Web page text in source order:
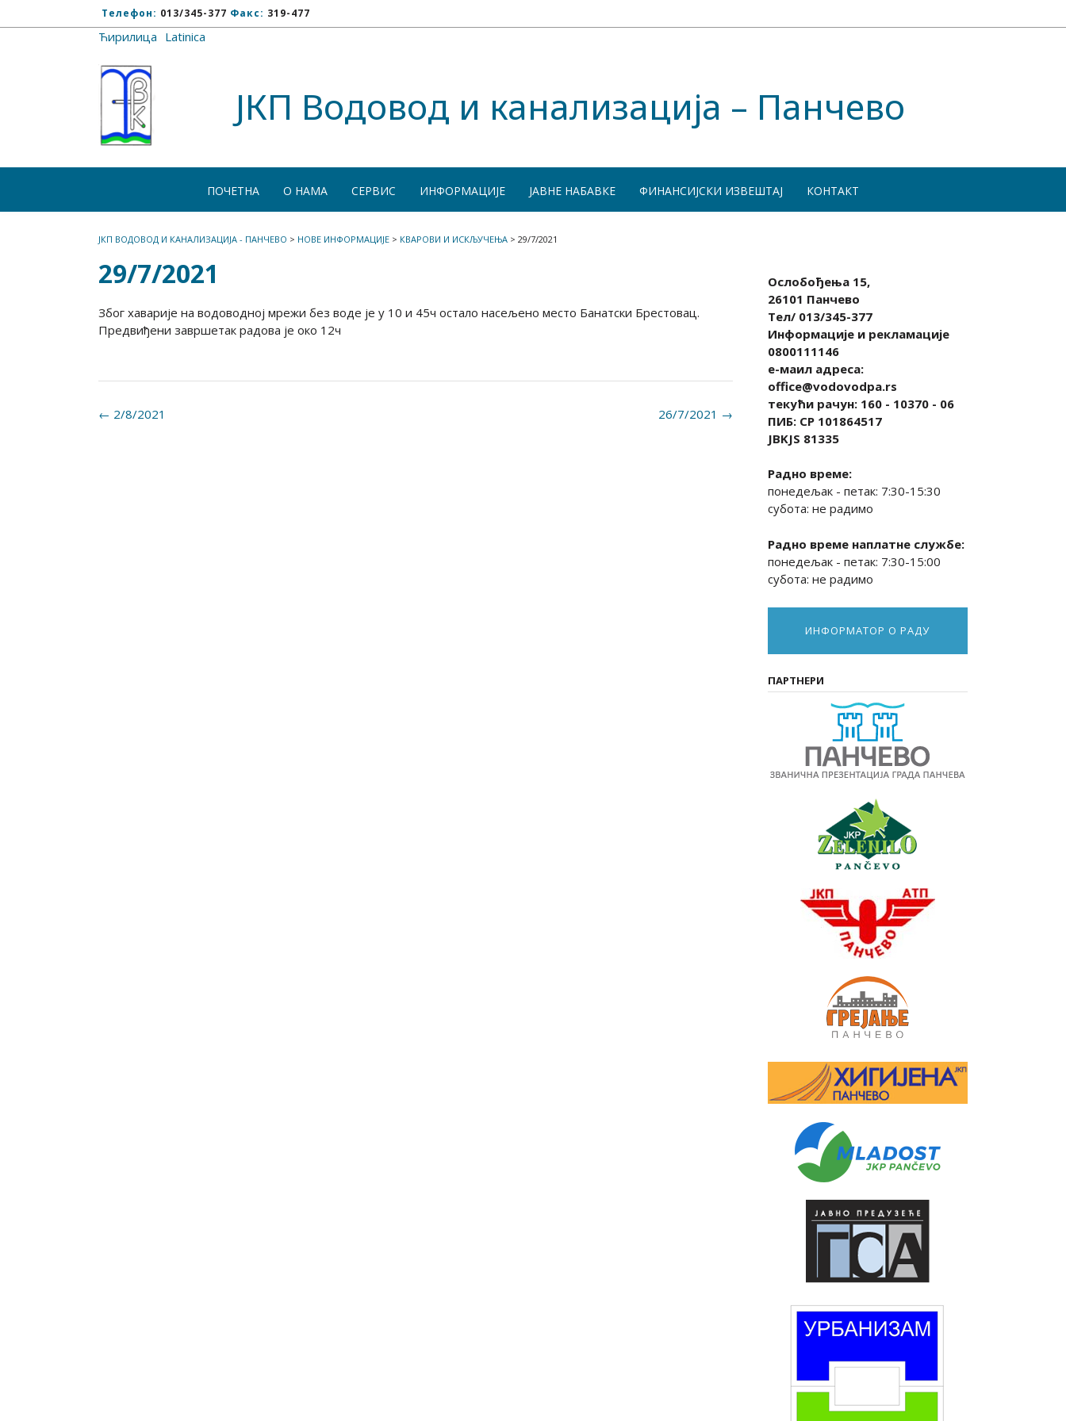
Телефон: 013/345-377 Факс: 319-477
Ћирилица Latinica
ЈКП Водовод и канализација – Панчево
ПОЧЕТНА О НАМА СЕРВИС ИНФОРМАЦИЈЕ ЈАВНЕ НАБАВКЕ ФИНАНСИЈСКИ ИЗВЕШТАЈ КОНТАКТ
ЈКП ВОДОВОД И КАНАЛИЗАЦИЈА - ПАНЧЕВО > НОВЕ ИНФОРМАЦИЈЕ > КВАРОВИ И ИСКЉУЧЕЊА > 29/7/2021
29/7/2021
Због хаварије на водоводној мрежи без воде је у 10 и 45ч остало насељено место Банатски Брестовац.
Предвиђени завршетак радова је око 12ч
Post 26/7/2021 →
← 2/8/2021
Ослобођења 15,
26101 Панчево
Тел/ 013/345-377
Информације и рекламације
0800111146
е-маил адреса:
office@vodovodpa.rs
текући рачун: 160 - 10370 - 06
ПИБ: СР 101864517
JBKJS 81335
Радно време:
понедељак - петак: 7:30-15:30
субота: не радимо
Радно време наплатне службе:
понедељак - петак: 7:30-15:00
субота: не радимо
ИНФОРМАТОР О РАДУ
ПАРТНЕРИ